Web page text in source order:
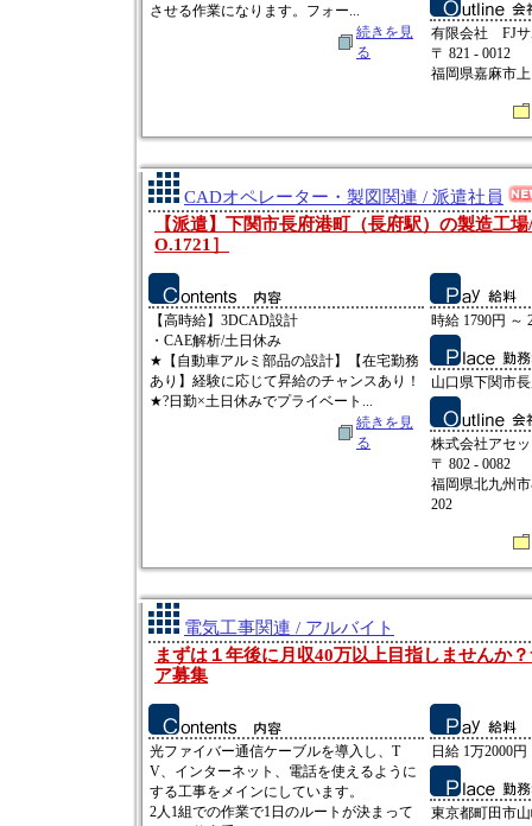
させる作業になります。フォー...
続きを見
る
有限会社 FJサ
〒 821 - 0012
福岡県嘉麻市
CADオペレーター・製図関連 / 派遣社員
【派遣】下関市長府港町（長府駅）の製造工
O.1721］
【高時給】3DCAD設計
・CAE解析/土日休み
★【自動車アルミ部品の設計】【在宅勤務
あり】経験に応じて昇給のチャンスあり！
★?日勤×土日休みでプライベート...
続きを見
る
時給 1790円 ～
山口県下関市
株式会社アセ
〒 802 - 0082
福岡県北九州
202
電気工事関連 / アルバイト
まずは１年後に月収40万以上目指しませんか
ア募集
光ファイバー通信ケーブルを導入し、T
V、インターネット、電話を使えるように
する工事をメインにしています。
2人1組での作業で1日のルートが決まって
日給 1万2000円
東京都町田市